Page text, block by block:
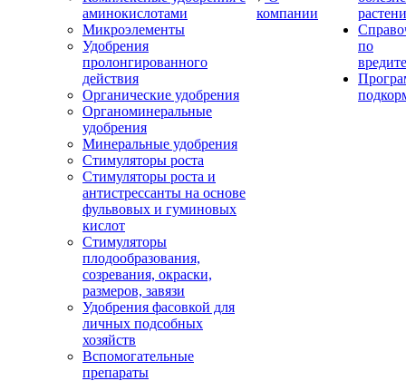
аминокислотами
Микроэлементы
Удобрения
пролонгированного
действия
Органические удобрения
Органоминеральные
удобрения
Минеральные удобрения
Стимуляторы роста
Стимуляторы роста и
антистрессанты на основе
фульвовых и гуминовых
кислот
Стимуляторы
плодообразования,
созревания, окраски,
размеров, завязи
Удобрения фасовкой для
личных подсобных
хозяйств
Вспомогательные
препараты
компании
по